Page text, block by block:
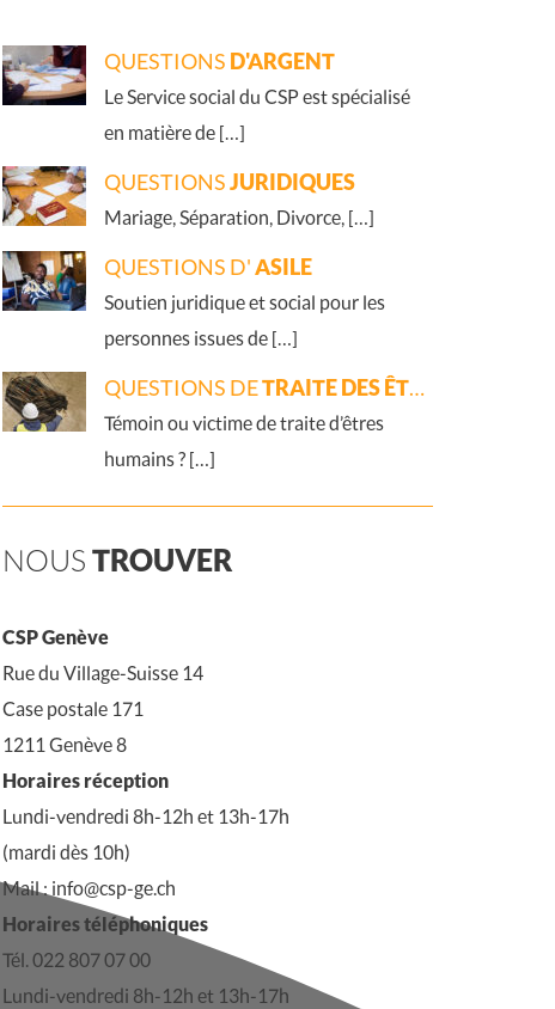
QUESTIONS D'ARGENT
Le Service social du CSP est spécialisé
en matière de […]
QUESTIONSJURIDIQUES
Mariage, Séparation, Divorce, […]
QUESTIONS D'ASILE
Soutien juridique et social pour les
personnes issues de […]
QUESTIONS DETRAITE DES ÊTRES HUMAINS
Témoin ou victime de traite d’êtres
humains ? […]
NOUS TROUVER
CSP Genève
Rue du Village-Suisse 14
Case postale 171
1211 Genève 8
Horaires réception
Lundi-vendredi 8h-12h et 13h-17h
(mardi dès 10h)
Mail : info@csp-ge.ch
Horaires téléphoniques
Tél. 022 807 07 00
Lundi-vendredi 8h-12h et 13h-17h